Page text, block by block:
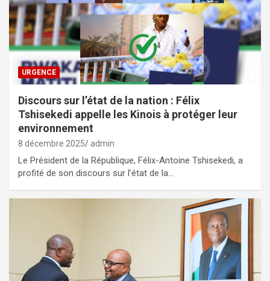
URGENCE
Discours sur l’état de la nation : Félix
Tshisekedi appelle les Kinois à protéger leur
environnement
8 décembre 2025 admin
Le Président de la République, Félix-Antoine Tshisekedi, a
profité de son discours sur l’état de la…